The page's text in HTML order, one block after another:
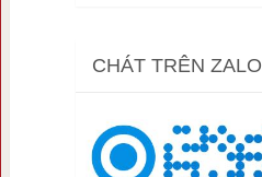
CHÁT TRÊN ZALO